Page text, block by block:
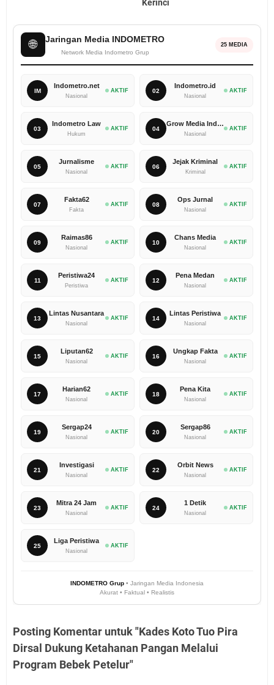
Kerinci
🌐 Jaringan Media INDOMETRO
Network Media Indometro Grup
25 MEDIA
IM
Indometro.net
Nasional
AKTIF 02
Indometro.id
Nasional
AKTIF
03
Indometro Law
Hukum
AKTIF 04
Grow Media Indonesia
Nasional
AKTIF
05
Jurnalisme
Nasional
AKTIF 06
Jejak Kriminal
Kriminal
AKTIF
07
Fakta62
Fakta
AKTIF 08
Ops Jurnal
Nasional
AKTIF
09
Raimas86
Nasional
AKTIF 10
Chans Media
Nasional
AKTIF
11
Peristiwa24
Peristiwa
AKTIF 12
Pena Medan
Nasional
AKTIF
13
Lintas Nusantara
Nasional
AKTIF 14
Lintas Peristiwa
Nasional
AKTIF
15
Liputan62
Nasional
AKTIF 16
Ungkap Fakta
Nasional
AKTIF
17
Harian62
Nasional
AKTIF 18
Pena Kita
Nasional
AKTIF
19
Sergap24
Nasional
AKTIF 20
Sergap86
Nasional
AKTIF
21
Investigasi
Nasional
AKTIF 22
Orbit News
Nasional
AKTIF
23
Mitra 24 Jam
Nasional
AKTIF 24
1 Detik
Nasional
AKTIF
25
Liga Peristiwa
Nasional
AKTIF
INDOMETRO Grup • Jaringan Media Indonesia
Akurat • Faktual • Realistis
Posting Komentar untuk "Kades Koto Tuo Pira
Dirsal Dukung Ketahanan Pangan Melalui
Program Bebek Petelur"